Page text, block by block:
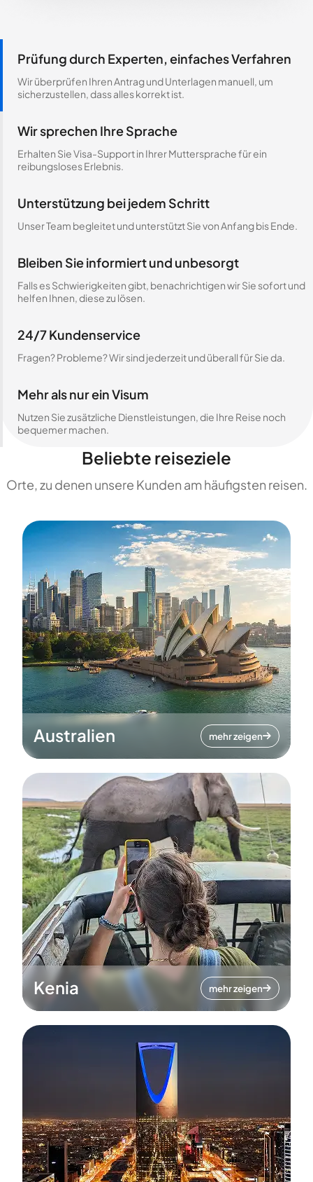
Prüfung durch Experten, einfaches Verfahren
Wir überprüfen Ihren Antrag und Unterlagen manuell, um
sicherzustellen, dass alles korrekt ist.
Wir sprechen Ihre Sprache
Erhalten Sie Visa-Support in Ihrer Muttersprache für ein
reibungsloses Erlebnis.
Unterstützung bei jedem Schritt
Unser Team begleitet und unterstützt Sie von Anfang bis Ende.
Bleiben Sie informiert und unbesorgt
Falls es Schwierigkeiten gibt, benachrichtigen wir Sie sofort und
helfen Ihnen, diese zu lösen.
24/7 Kundenservice
Fragen? Probleme? Wir sind jederzeit und überall für Sie da.
Mehr als nur ein Visum
Nutzen Sie zusätzliche Dienstleistungen, die Ihre Reise noch
bequemer machen.
Beliebte reiseziele
Orte, zu denen unsere Kunden am häufigsten reisen.
Australien mehr zeigen
Kenia mehr zeigen